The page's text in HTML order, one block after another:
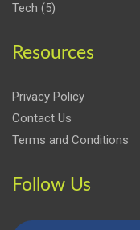
Tech (5)
Resources
Privacy Policy
Contact Us
Terms and Conditions
Follow Us